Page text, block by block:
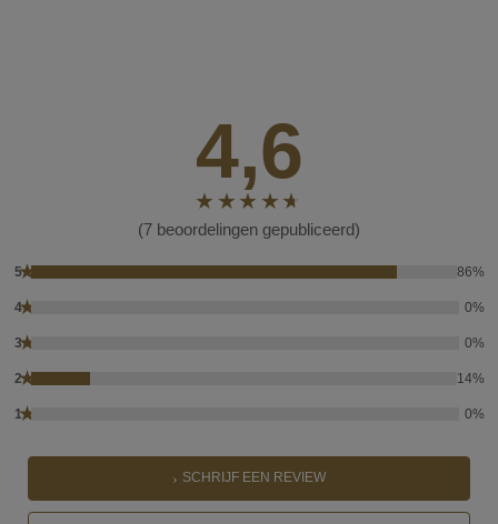
4,6
(7 beoordelingen gepubliceerd)
5★ 86%
4★ 0%
3★ 0%
2★ 14%
1★ 0%
SCHRIJF EEN REVIEW